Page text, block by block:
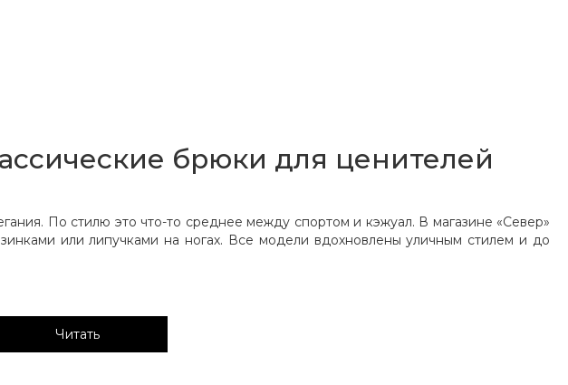
брюки для ценителей
По стилю это что-то среднее между спортом и кэжуал. В магазине «‎Север»
или липучками на ногах. Все модели вдохновлены уличным стилем и до
современная мужская одежда и активный образ жизни. А вот чем именно
Читать